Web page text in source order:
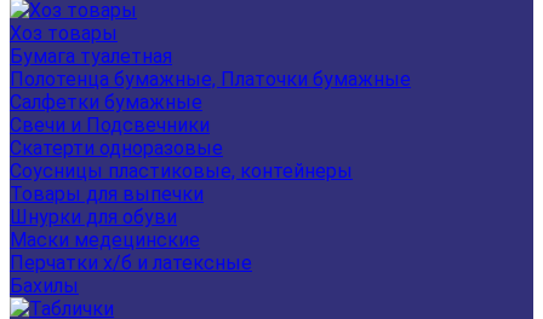
Хоз товары
Бумага туалетная
Полотенца бумажные, Платочки бумажные
Салфетки бумажные
Свечи и Подсвечники
Скатерти одноразовые
Соусницы пластиковые, контейнеры
Товары для выпечки
Шнурки для обуви
Маски медецинские
Перчатки х/б и латексные
Бахилы